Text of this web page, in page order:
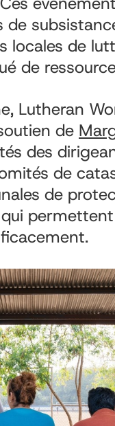
locales de
de
Lutheran
de
des
de
de